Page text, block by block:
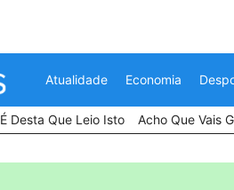
Atualidade Economia
É Desta Que Leio Isto Acho Que Vais